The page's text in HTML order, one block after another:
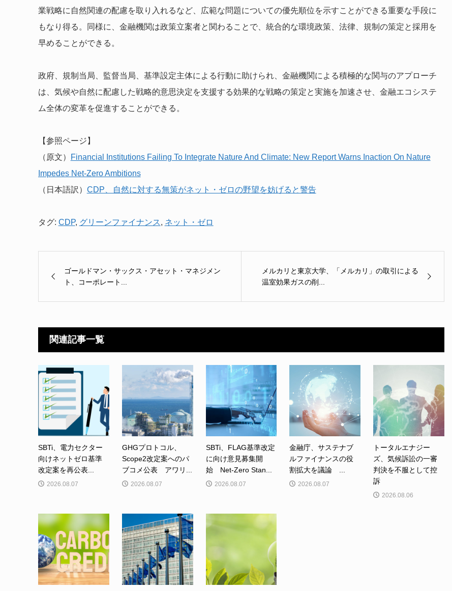
業戦略に自然関連の配慮を取り入れるなど、広範な問題についての優先順位を示すことができる重要な手段に
もなり得る。同様に、金融機関は政策立案者と関わることで、統合的な環境政策、法律、規制の策定と採用を
早めることができる。
政府、規制当局、監督当局、基準設定主体による行動に助けられ、金融機関による積極的な関与のアプローチ
は、気候や自然に配慮した戦略的意思決定を支援する効果的な戦略の策定と実施を加速させ、金融エコシステ
ム全体の変革を促進することができる。
【参照ページ】
（原文）
Financial Institutions Failing To Integrate Nature And Climate: New Report Warns Inaction On Nature
Impedes Net-Zero Ambitions
（日本語訳） CDP、自然に対する無策がネット・ゼロの野望を妨げると警告
タグ: CDP, グリーンファイナンス, ネット・ゼロ
ゴールドマン・サックス・アセット・マネジメン
ト、コーポレート...
メルカリと東京大学、「メルカリ」の取引による
温室効果ガスの削...
関連記事一覧
SBTi、電力セクター
向けネットゼロ基準
改定案を再公表...
2026.08.07
GHGプロトコル、
Scope2改定案へのパ
ブコメ公表 アワリ...
2026.08.07
SBTi、FLAG基準改定
に向け意見募集開
始 Net-Zero Stan...
2026.08.07
金融庁、サステナブ
ルファイナンスの役
割拡大を議論 ...
2026.08.07
トータルエナジー
ズ、気候訴訟の一審
判決を不服として控
訴
2026.08.06